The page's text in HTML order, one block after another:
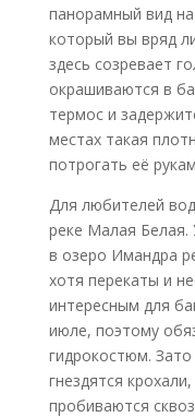
панорамный вид
который вы вряд
здесь созревает
окрашиваются в
термос и
местах такая
потрогать её
Для любителей
реке Малая Белая.
в озеро Имандра
хотя перекаты и
интересным для
июле, поэтому
гидрокостюм.
гнездятся
пробиваются